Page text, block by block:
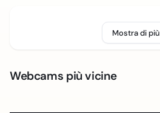
Mostra di più
Webcams più vicine